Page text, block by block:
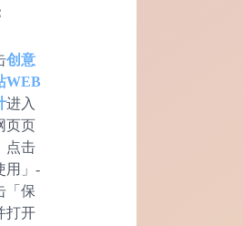
创意
WEB
进入
页页
点击
用」-
「保
打开